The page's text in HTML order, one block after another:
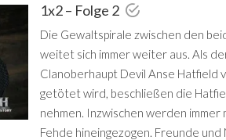
1x2 – Folge 2
Die Gewaltspirale zwischen den
weitet sich immer weiter aus. Als
Clanoberhaupt Devil Anse Hatfield
getötet wird, beschließen die
nehmen. Inzwischen werden immer
Fehde hineingezogen. Freunde